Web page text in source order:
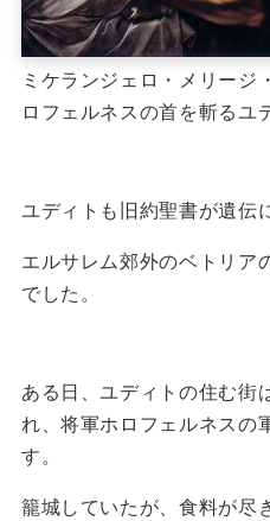
ミケランジェロ・メリージ
ロフェルネスの首を斬るユ
ユディトも旧約聖書が遺伝
エルサレム郊外のベトリア
でした。
ある日、ユディトの住む街
れ、将軍ホロフェルネスの
す。
籠城していたが、食料が尽